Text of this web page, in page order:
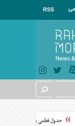
RSS
جدول قطعی برق استان تهران فردا جمعه ۱۶ مرداد ۱۴۰۵ +